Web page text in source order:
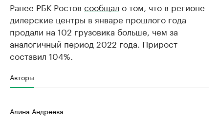
Ранее РБК Ростов сообщал о том, что в регионе
дилерские центры в январе прошлого года
продали на 102 грузовика больше, чем за
аналогичный период 2022 года. Прирост
составил 104%.
Авторы
Алина Андреева